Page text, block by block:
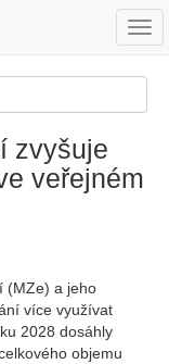
zvyšuje
veřejném
(MZe) a jeho
více využívat
2028 dosáhly
objemu